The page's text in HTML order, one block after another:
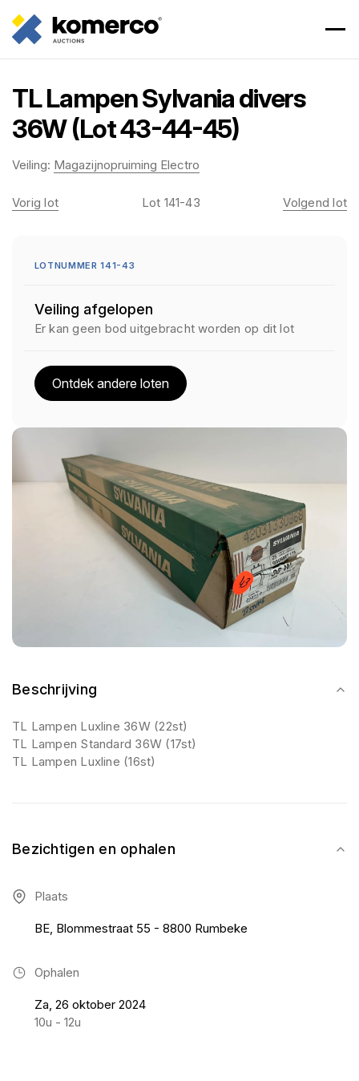
TL Lampen Sylvania divers
36W (Lot 43-44-45)
Veiling: Magazijnopruiming Electro
Beschrijving
TL Lampen Luxline 36W (22st)
TL Lampen Standard 36W (17st)
TL Lampen Luxline (16st)
Bezichtigen en ophalen
Plaats
BE, Blommestraat 55 - 8800 Rumbeke
Ophalen
Za, 26 oktober 2024
10u - 12u
Vorig lot Lot 141-43 Volgend lot
LOTNUMMER 141-43
Veiling afgelopen
Er kan geen bod uitgebracht worden op dit lot
Ontdek andere loten